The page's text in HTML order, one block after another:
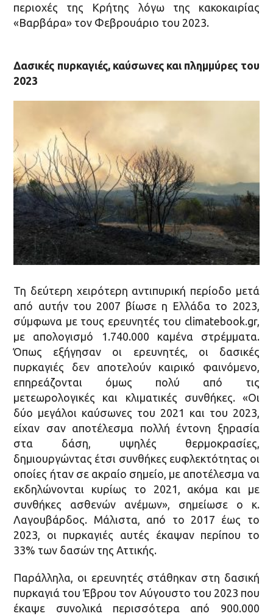
περιοχές της Κρήτης λόγω της κακοκαιρίας
«Βαρβάρα» τον Φεβρουάριο του 2023.
Δασικές πυρκαγιές, καύσωνες και πλημμύρες του
2023
Τη δεύτερη χειρότερη αντιπυρική περίοδο μετά
από αυτήν του 2007 βίωσε η Ελλάδα το 2023,
σύμφωνα με τους ερευνητές του climatebook.gr,
με απολογισμό 1.740.000 καμένα στρέμματα.
Όπως εξήγησαν οι ερευνητές, οι δασικές
πυρκαγιές δεν αποτελούν καιρικό φαινόμενο,
επηρεάζονται όμως πολύ από τις
μετεωρολογικές και κλιματικές συνθήκες. «Οι
δύο μεγάλοι καύσωνες του 2021 και του 2023,
είχαν σαν αποτέλεσμα πολλή έντονη ξηρασία
στα δάση, υψηλές θερμοκρασίες,
δημιουργώντας έτσι συνθήκες ευφλεκτότητας οι
οποίες ήταν σε ακραίο σημείο, με αποτέλεσμα να
εκδηλώνονται κυρίως το 2021, ακόμα και με
συνθήκες ασθενών ανέμων», σημείωσε ο κ.
Λαγουβάρδος. Μάλιστα, από το 2017 έως το
2023, οι πυρκαγιές αυτές έκαψαν περίπου το
33% των δασών της Αττικής.
Παράλληλα, οι ερευνητές στάθηκαν στη δασική
πυρκαγιά του Έβρου τον Αύγουστο του 2023 που
έκαψε συνολικά περισσότερα από 900.000